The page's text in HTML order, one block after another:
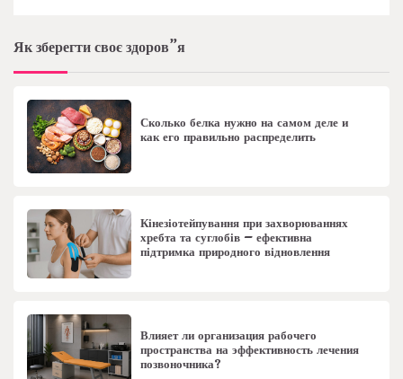
Як зберегти своє здоров”я
Сколько белка нужно на самом деле и
как его правильно распределить
Кінезіотейпування при захворюваннях
хребта та суглобів – ефективна
підтримка природного відновлення
Влияет ли организация рабочего
пространства на эффективность лечения
позвоночника?